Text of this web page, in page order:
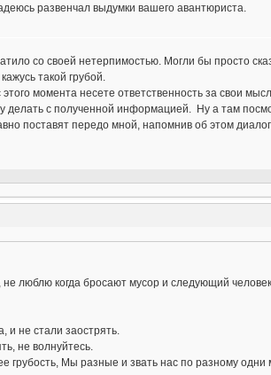
развенчал выдумки вашего авантюриста.
со своей нетерпимостью. Могли бы просто
такой грубой.
момента несете ответственность за свои
с полученной информацией. Ну а там
поставят передо мной, напомнив об этом
люблю когда бросают мусор и следующий
и не стали заострять.
не волнуйтесь.
грубость, Мы разные и звать нас по разному одни